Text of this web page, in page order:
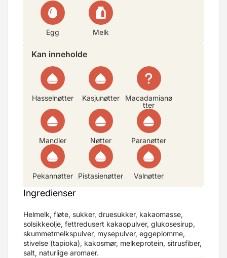
Egg Melk
Kan inneholde
Hasselnøtter Kasjunøtter
Macadamianø
tter
Mandler Nøtter Paranøtter
Pekannøtter Pistasienøtter Valnøtter
Ingredienser
Helmelk, fløte, sukker, druesukker, kakaomasse,
solsikkeolje, fettredusert kakaopulver, glukosesirup,
skummetmelkspulver, mysepulver, eggeplomme,
stivelse (tapioka), kakosmør, melkeprotein, sitrusfiber,
salt, naturlige aromaer.